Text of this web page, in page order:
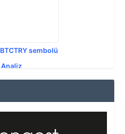
BTCTRY sembolü